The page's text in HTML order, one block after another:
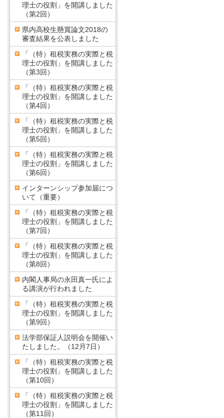
理士の役割」を開講しました
（第2回）
県内高校生懸賞論文2018の
審査結果を公表しました
「（特）租税実務の実際と税
理士の役割」を開講しました
（第3回）
「（特）租税実務の実際と税
理士の役割」を開講しました
（第4回）
「（特）租税実務の実際と税
理士の役割」を開講しました
（第5回）
「（特）租税実務の実際と税
理士の役割」を開講しました
（第6回）
インターンシップ参加届につ
いて（重要）
「（特）租税実務の実際と税
理士の役割」を開講しました
（第7回）
「（特）租税実務の実際と税
理士の役割」を開講しました
（第8回）
内閣人事局の永田真一氏によ
る講演が行われました
「（特）租税実務の実際と税
理士の役割」を開講しました
（第9回）
法学部保証人説明会を開催い
たしました。（12月7日）
「（特）租税実務の実際と税
理士の役割」を開講しました
（第10回）
「（特）租税実務の実際と税
理士の役割」を開講しました
（第11回）